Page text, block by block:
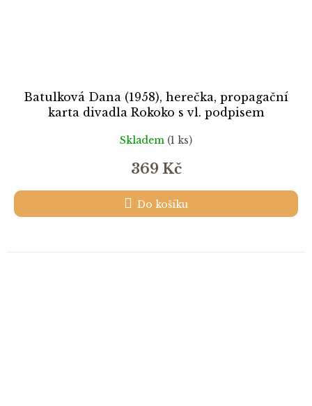
Batulková Dana (1958), herečka, propagační
karta divadla Rokoko s vl. podpisem
Skladem (1 ks)
369 Kč
Do košíku